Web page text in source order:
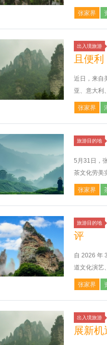
张家界
出入境旅游
且便利
近日，来自
亚、意大利
张家界
旅游目的地
5月31日，
茶文化劳美
张家界
旅游目的地
评
自 2026 年
道文化演艺
张家界
出入境旅游
展新机